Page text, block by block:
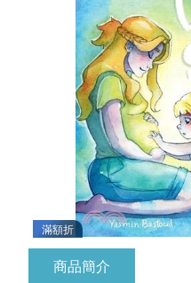
滿額折
商品簡介